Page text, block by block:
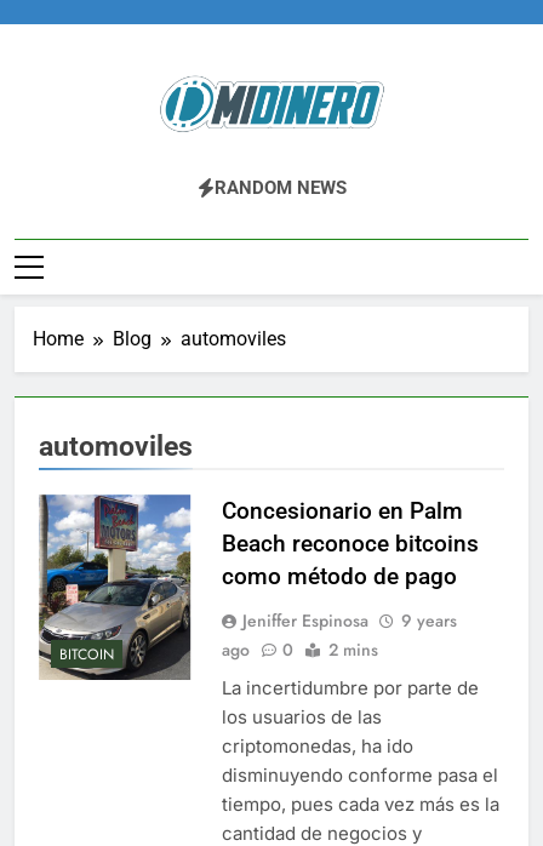
Midinero.co
Fintech, Criptomonedas
RANDOM NEWS
Home Blog automoviles
automoviles
BITCOIN
Concesionario en Palm
Beach reconoce bitcoins
como método de pago
Jeniffer Espinosa
9 years
ago
0 2 mins
La incertidumbre por parte de
los usuarios de las
criptomonedas, ha ido
disminuyendo conforme pasa el
tiempo, pues cada vez más es la
cantidad de negocios y